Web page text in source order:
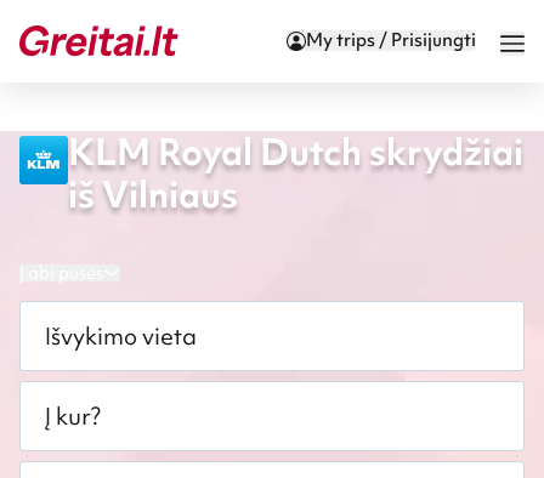
My trips / Prisijungti
KLM Royal Dutch skrydžiai
iš Vilniaus
Išvykimo vieta
Į kur?